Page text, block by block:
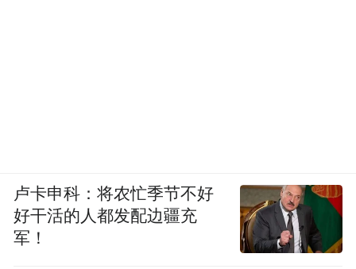
卢卡申科：将农忙季节不好
好干活的人都发配边疆充
军！